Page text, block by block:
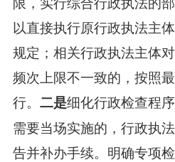
以直接执行原行政执法主
规定；相关行政执法主体
频次上限不一致的，按照
行。 二是细化行政检查程
需要当场实施的，行政执
告并补办手续。明确专项